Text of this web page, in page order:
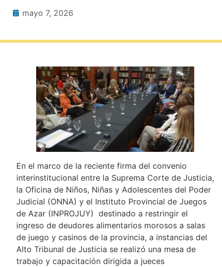
mayo 7, 2026
En el marco de la reciente firma del convenio
interinstitucional entre la Suprema Corte de Justicia,
la Oficina de Niños, Niñas y Adolescentes del Poder
Judicial (ONNA) y el Instituto Provincial de Juegos
de Azar (INPROJUY) destinado a restringir el
ingreso de deudores alimentarios morosos a salas
de juego y casinos de la provincia, a instancias del
Alto Tribunal de Justicia se realizó una mesa de
trabajo y capacitación dirigida a jueces